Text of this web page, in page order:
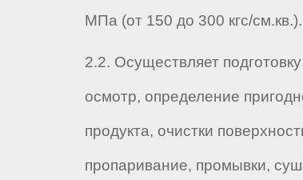
МПа (от 150 до 300 кгс/см.кв.).
2.2. Осуществляет
осмотр, определение
продукта, очистки
пропаривание, промывки,